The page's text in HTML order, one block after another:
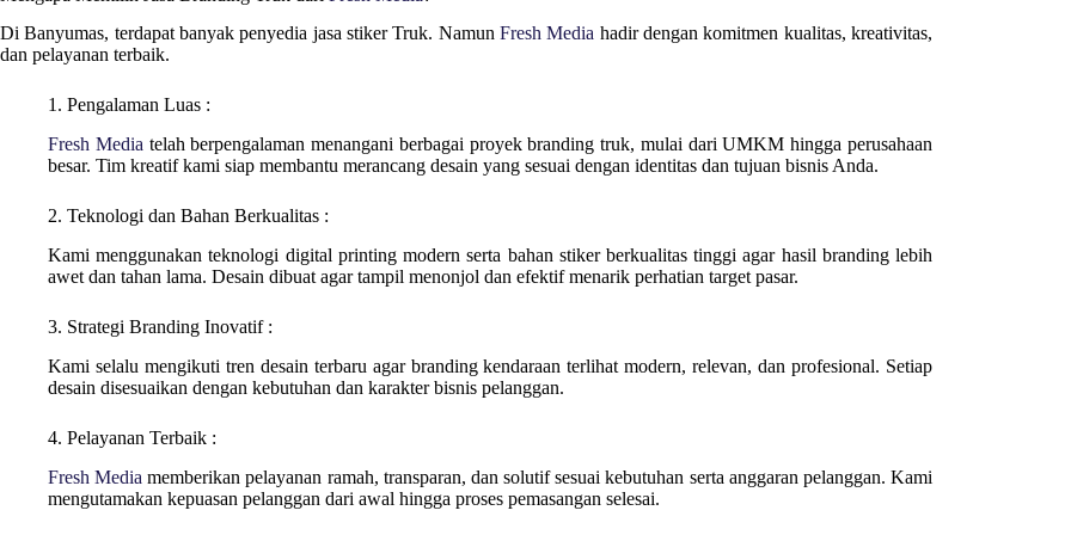
DiBanyumas, terdapat banyak penyedia jasa stiker Truk. NamunFresh Media hadir dengan komitmen kualitas, kreativitas,
dan pelayanan terbaik.
1. Pengalaman Luas :
Fresh Media telah berpengalaman menangani berbagai proyek branding truk, mulai dari UMKM hingga perusahaan
besar. Tim kreatif kami siap membantu merancang desain yang sesuai dengan identitas dan tujuan bisnis Anda.
2. Teknologi dan Bahan Berkualitas :
Kami menggunakan teknologi digital printing modern serta bahan stiker berkualitas tinggi agar hasil branding lebih
awet dan tahan lama. Desain dibuat agar tampil menonjol dan efektif menarik perhatian target pasar.
3. Strategi Branding Inovatif :
Kami selalu mengikuti tren desain terbaru agar branding kendaraan terlihat modern, relevan, dan profesional. Setiap
desain disesuaikan dengan kebutuhan dan karakter bisnis pelanggan.
4. Pelayanan Terbaik :
Fresh Media memberikan pelayanan ramah, transparan, dan solutif sesuai kebutuhan serta anggaran pelanggan. Kami
mengutamakan kepuasan pelanggan dari awal hingga proses pemasangan selesai.